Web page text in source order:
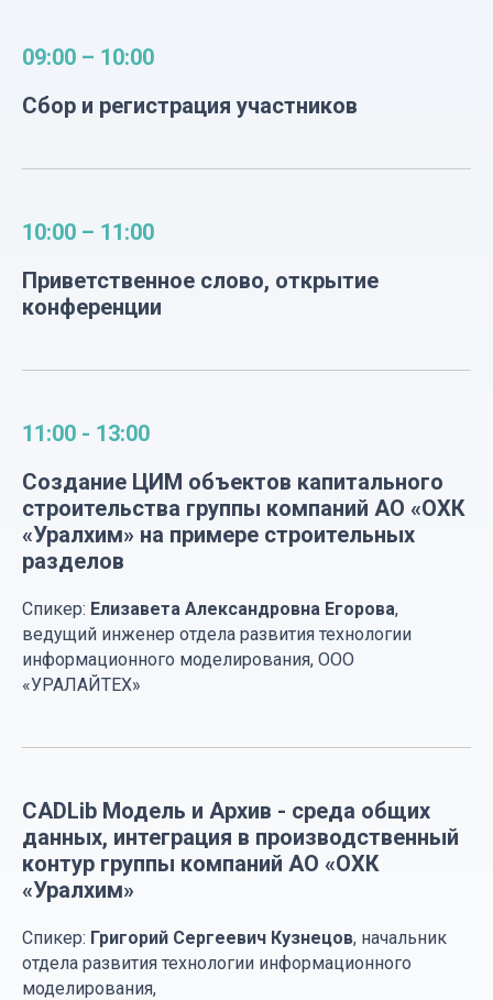
09:00 – 10:00
Сбор и регистрация участников
10:00 – 11:00
Приветственное слово, открытие
конференции
11:00 - 13:00
Создание ЦИМ объектов капитального
строительства группы компаний АО «ОХК
«Уралхим» на примере строительных
разделов
Спикер: Елизавета Александровна Егорова,
ведущий инженер отдела развития технологии
информационного моделирования, ООО
«УРАЛАЙТЕХ»
CADLib Модель и Архив - среда общих
данных, интеграция в производственный
контур группы компаний АО «ОХК
«Уралхим»
Спикер: Григорий Сергеевич Кузнецов, начальник
отдела развития технологии информационного
моделирования,